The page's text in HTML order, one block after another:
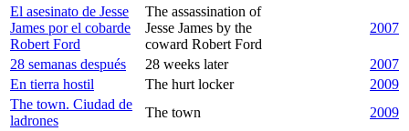
El asesinato de Jesse
James por el cobarde
Robert Ford
The assassination of
Jesse James by the
coward Robert Ford
2007
28 semanas después 28 weeks later
2007
En tierra hostil
The hurt locker
2009
The town. Ciudad de
ladrones
The town
2009